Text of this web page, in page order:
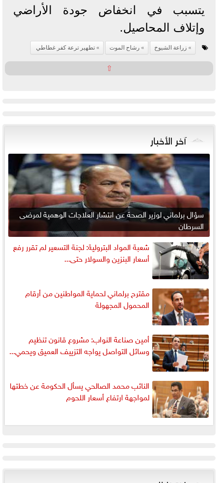
يتسبب في انخفاض جودة الأراضي
وإتلاف المحاصيل.
زراعة الشيوخ رشاح الموت تطهير ترعة كفر غطاطي
⇧
آخر الأخبار
سؤال برلماني لوزير الصحة عن انتشار العلاجات الوهمية لمرضى
السرطان
شعبة المواد البترولية: لجنة التسعير لم تقرر رفع
أسعار البنزين والسولار حتى...
مقترح برلماني لحماية المواطنين من أرقام
المحمول المجهولة
أمين صناعة النواب: مشروع قانون تنظيم
وسائل التواصل يواجه التزييف العميق ويحمي...
النائب محمد الصالحي يسأل الحكومة عن خطتها
لمواجهة ارتفاع أسعار اللحوم